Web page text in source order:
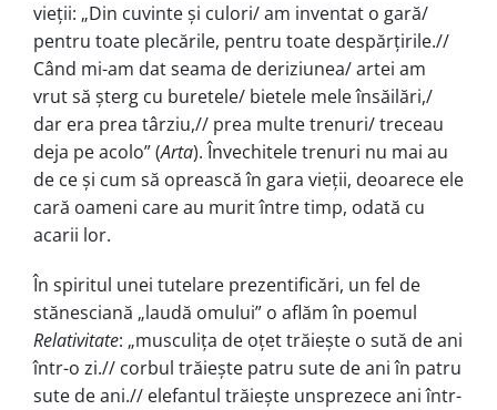
vieții: „Din cuvinte și culori/ am inventat o gară/
pentru toate plecările, pentru toate despărțirile.//
Când mi-am dat seama de deriziunea/ artei am
vrut să șterg cu buretele/ bietele mele însăilări,/
dar era prea târziu,// prea multe trenuri/ treceau
deja pe acolo” (Arta). Învechitele trenuri nu mai au
de ce și cum să oprească în gara vieții, deoarece ele
cară oameni care au murit între timp, odată cu
acarii lor.
În spiritul unei tutelare prezentificări, un fel de
stănesciană „laudă omului” o aflăm în poemul
Relativitate: „musculița de oțet trăiește o sută de ani
într-o zi.// corbul trăiește patru sute de ani în patru
sute de ani.// elefantul trăiește unsprezece ani într-